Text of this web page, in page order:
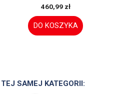
460,99 zł
DO KOSZYKA
TEJ SAMEJ KATEGORII: